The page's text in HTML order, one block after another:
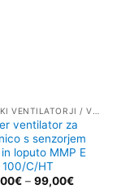
ventilator za
s senzorjem
loputo MMP E
100/C/HT
€ – 99,00€Cenovni